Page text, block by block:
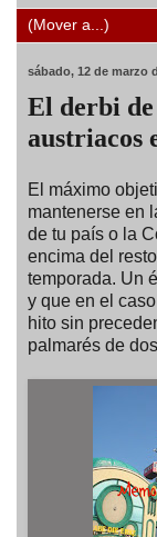
sábado, 12 de marzo
El derbi de
austriacos
El máximo
mantenerse en
de tu país o la
encima del
temporada. Un
y que en el
hito sin
palmarés de